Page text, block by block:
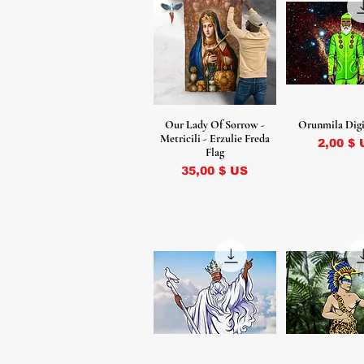
Our Lady Of Sorrow -
Metricili - Erzulie Freda
Flag
Prix
35,00 $ US
Orunmila
Prix
2,00 $